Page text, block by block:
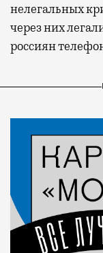
нелегальных
через них
россиян